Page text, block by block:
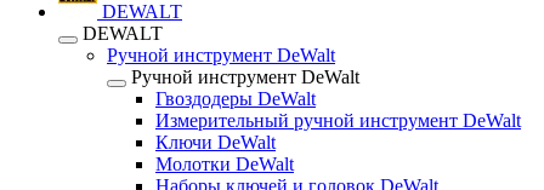
DEWALT
DEWALT
Ручной инструмент DeWalt
Ручной инструмент DeWalt
Гвоздодеры DeWalt
Измерительный ручной инструмент DeWalt
Ключи DeWalt
Молотки DeWalt
Наборы ключей и головок DeWalt